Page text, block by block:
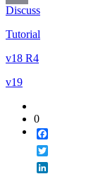
Email
Discuss
Tutorial
v18 R4
v19
0